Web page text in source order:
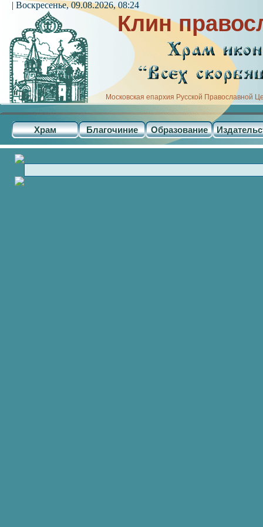
Клин
Московская епархия Русской Православной
Храм Благочиние Образование
| Воскресенье, 09.08.2026, 08:24